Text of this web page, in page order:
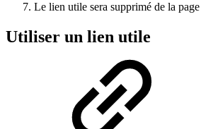
Le lien utile sera supprimé de la page
Utiliser un lien utile